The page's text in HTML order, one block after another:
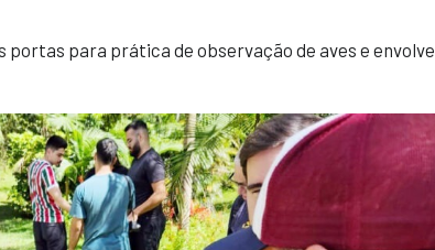
para prática de observação de aves e envolve